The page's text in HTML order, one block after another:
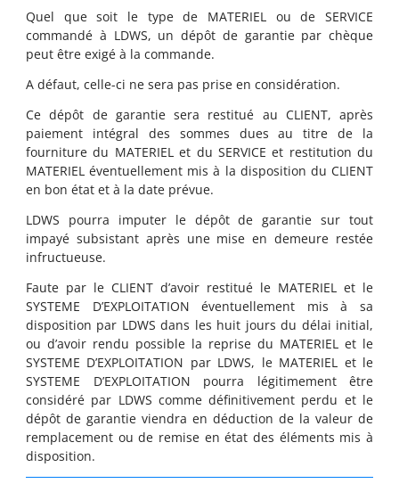
Quel que soit le type de MATERIEL ou de SERVICE
commandé à LDWS, un dépôt de garantie par chèque
peut être exigé à la commande.
A défaut, celle-ci ne sera pas prise en considération.
Ce dépôt de garantie sera restitué au CLIENT, après
paiement intégral des sommes dues au titre de la
fourniture du MATERIEL et du SERVICE et restitution du
MATERIEL éventuellement mis à la disposition du CLIENT
en bon état et à la date prévue.
LDWS pourra imputer le dépôt de garantie sur tout
impayé subsistant après une mise en demeure restée
infructueuse.
Faute par le CLIENT d’avoir restitué le MATERIEL et le
SYSTEME D’EXPLOITATION éventuellement mis à sa
disposition par LDWS dans les huit jours du délai initial,
ou d’avoir rendu possible la reprise du MATERIEL et le
SYSTEME D’EXPLOITATION par LDWS, le MATERIEL et le
SYSTEME D’EXPLOITATION pourra légitimement être
considéré par LDWS comme définitivement perdu et le
dépôt de garantie viendra en déduction de la valeur de
remplacement ou de remise en état des éléments mis à
disposition.